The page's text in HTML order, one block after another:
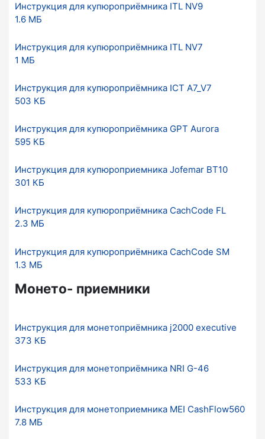
Инструкция для купюроприёмника ITL NV9
1.6 МБ
Инструкция для купюроприёмника ITL NV7
1 МБ
Инструкция для купюроприёмника ICT A7_V7
503 КБ
Инструкция для купюроприёмника GPT Aurora
595 КБ
Инструкция для купюроприемника Jofemar BT10
301 КБ
Инструкция для купюроприёмника CachCode FL
2.3 МБ
Инструкция для купюроприёмника CachCode SM
1.3 МБ
Монето- приемники
Инструкция для монетоприёмника j2000 executive
373 КБ
Инструкция для монетоприёмника NRI G-46
533 КБ
Инструкция для монетоприемника MEI CashFlow560
7.8 МБ